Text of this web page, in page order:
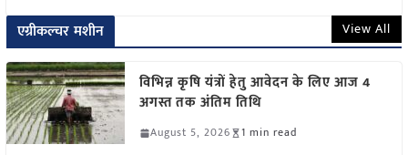
एग्रीकल्चर मशीन View All
विभिन्न कृषि यंत्रों हेतु आवेदन के लिए आज 4
अगस्त तक अंतिम तिथि
August 5, 2026 1 min read